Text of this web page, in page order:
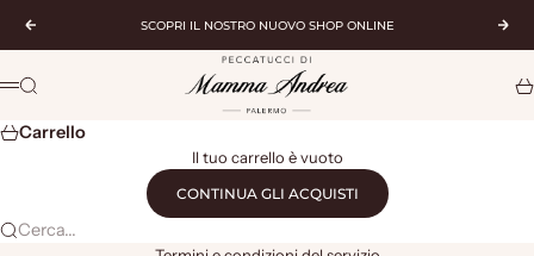
Precedente
SCOPRI IL NOSTRO NUOVO SHOP ONLINE
Peccatucci di Mamma Andrea
Menù
Cerca
Carrello
Il tuo carrello è vuoto
CONTINUA GLI ACQUISTI
Cerca...